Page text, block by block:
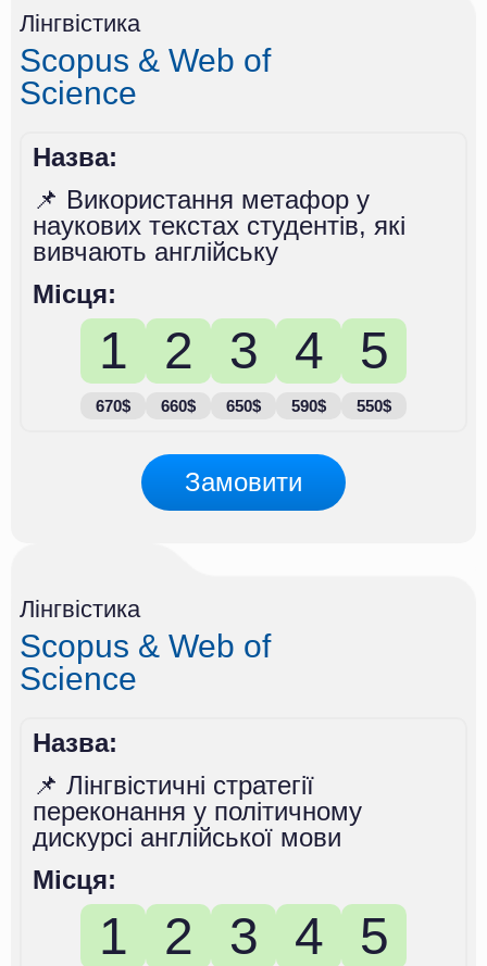
Лінгвістика
Scopus & Web of
Science
Назва:
📌 Використання метафор у
наукових текстах студентів, які
вивчають англійську
Місця:
1
670$
2
660$
3
650$
4
590$
5
550$
Замовити
Лінгвістика
Scopus & Web of
Science
Назва:
📌 Лінгвістичні стратегії
переконання у політичному
дискурсі англійської мови
Місця:
1 2 3 4 5